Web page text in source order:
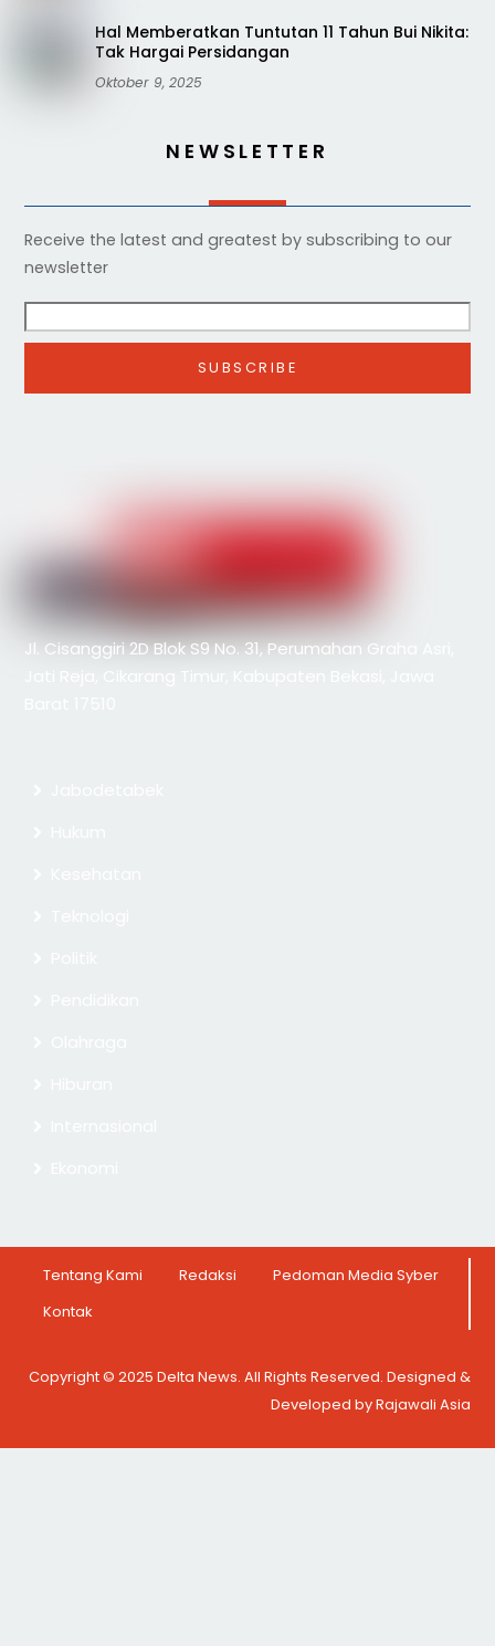
Hal Memberatkan Tuntutan 11 Tahun Bui Nikita:
Tak Hargai Persidangan
Oktober 9, 2025
NEWSLETTER
Receive the latest and greatest by subscribing to our
newsletter
Jl. Cisanggiri 2D Blok S9 No. 31, Perumahan Graha Asri,
Jati Reja, Cikarang Timur, Kabupaten Bekasi, Jawa
Tentang Kami Redaksi
Pedoman Media Syber
Kontak
Copyright © 2025 Delta News. All Rights Reserved. Designed &
Developed by Rajawali Asia